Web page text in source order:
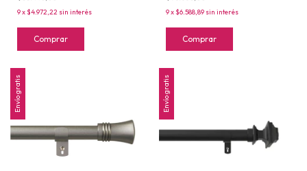
9x$4.972,22 sin interés
Comprar
9x$6.588,89 sin interés
Comprar
Envío gratis Envío gratis